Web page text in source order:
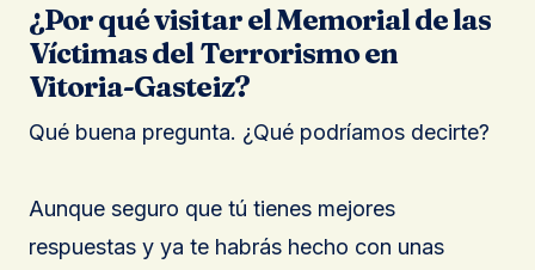
¿Por qué visitar el Memorial de las
Víctimas del Terrorismo en
Vitoria-Gasteiz?
Qué buena pregunta. ¿Qué podríamos decirte?
Aunque seguro que tú tienes mejores
respuestas y ya te habrás hecho con unas